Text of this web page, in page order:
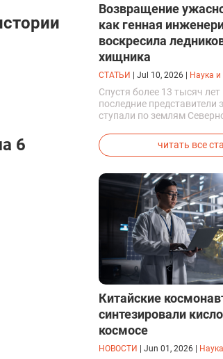
6
Возвращение
как генная
воскресила
хищника
СТАТЬИ Jul 10, 2026 Наука
Спустя более 13 тысяч лет
последние представители
ступали по землям
вывели первых генетически
модифицированных
читать все
Китайские
синтезировали
космосе
НОВОСТИ Jun 01, 2026